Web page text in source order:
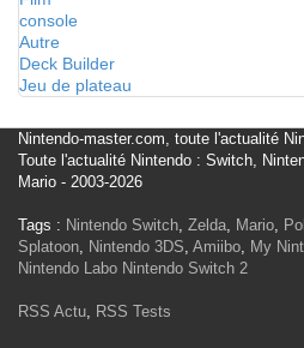
console
Autre
Deck Builder
Jeu de plateau
Nintendo-master.com, toute l'actualité
Toute l'actualité Nintendo : Switch,
Mario - 2003-2026
Tags : Nintendo Switch, Zelda, Mario,
Splatoon, Nintendo 3DS, Amiibo, My
Nintendo Labo Nintendo Switch 2
RSS Actu, RSS Tests